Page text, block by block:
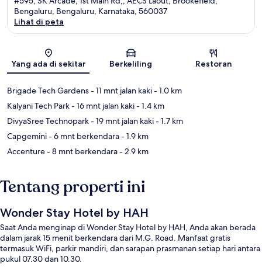
Bengaluru, Bengaluru, Karnataka, 560037
Lihat di peta
Yang ada di sekitar Berkeliling Restoran
Brigade Tech Gardens- 11 mnt jalan kaki- 1.0 km
Kalyani Tech Park- 16 mnt jalan kaki- 1.4 km
DivyaSree Technopark- 19 mnt jalan kaki- 1.7 km
Capgemini- 6 mnt berkendara- 1.9 km
Accenture- 8 mnt berkendara- 2.9 km
Tentang properti ini
Wonder Stay Hotel by HAH
Saat Anda menginap di Wonder Stay Hotel by HAH, Anda akan berada
dalam jarak 15 menit berkendara dari M.G. Road. Manfaat gratis
termasuk WiFi, parkir mandiri, dan sarapan prasmanan setiap hari antara
pukul 07.30 dan 10.30.